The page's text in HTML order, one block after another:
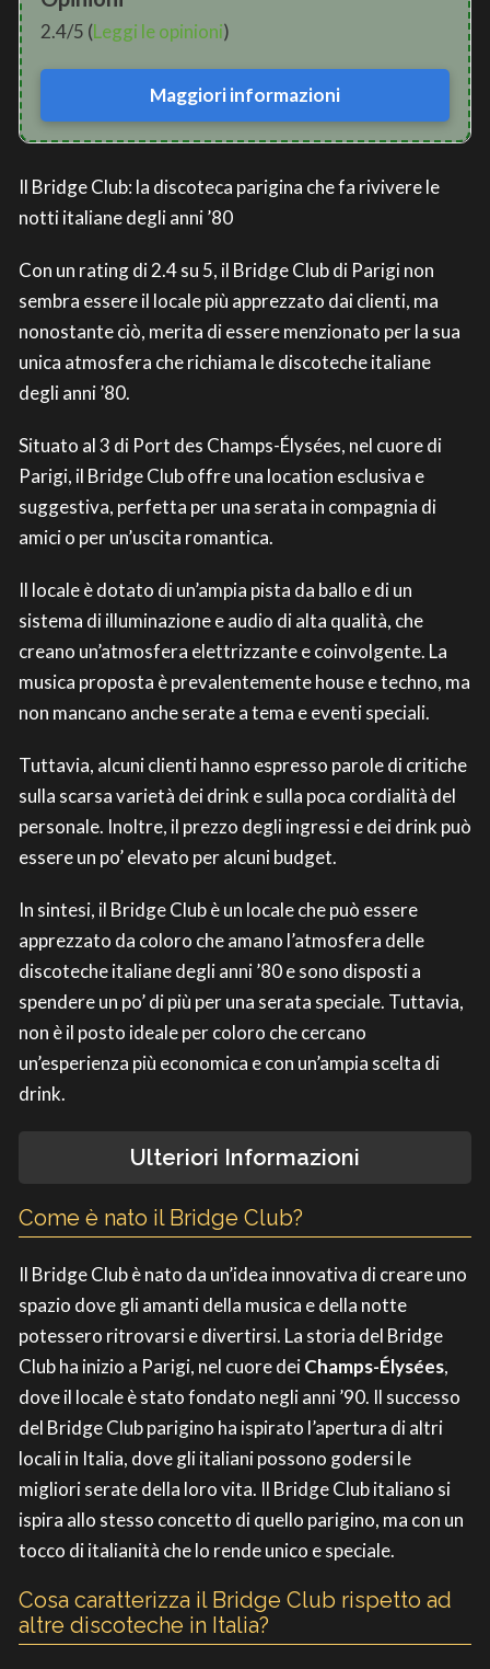
2.4/5 (Leggi le opinioni)
Maggiori informazioni
Il Bridge Club: la discoteca parigina che fa rivivere le
notti italiane degli anni ’80
Con un rating di 2.4 su 5, il Bridge Club di Parigi non
sembra essere il locale più apprezzato dai clienti, ma
nonostante ciò, merita di essere menzionato per la sua
unica atmosfera che richiama le discoteche italiane
degli anni ’80.
Situato al 3 di Port des Champs-Élysées, nel cuore di
Parigi, il Bridge Club offre una location esclusiva e
suggestiva, perfetta per una serata in compagnia di
amici o per un’uscita romantica.
Il locale è dotato di un’ampia pista da ballo e di un
sistema di illuminazione e audio di alta qualità, che
creano un’atmosfera elettrizzante e coinvolgente. La
musica proposta è prevalentemente house e techno, ma
non mancano anche serate a tema e eventi speciali.
Tuttavia, alcuni clienti hanno espresso parole di critiche
sulla scarsa varietà dei drink e sulla poca cordialità del
personale. Inoltre, il prezzo degli ingressi e dei drink può
essere un po’ elevato per alcuni budget.
In sintesi, il Bridge Club è un locale che può essere
apprezzato da coloro che amano l’atmosfera delle
discoteche italiane degli anni ’80 e sono disposti a
spendere un po’ di più per una serata speciale. Tuttavia,
non è il posto ideale per coloro che cercano
un’esperienza più economica e con un’ampia scelta di
drink.
Ulteriori Informazioni
Come è nato il Bridge Club?
Il Bridge Club è nato da un’idea innovativa di creare uno
spazio dove gli amanti della musica e della notte
potessero ritrovarsi e divertirsi. La storia del Bridge
Club ha inizio a Parigi, nel cuore deiChamps-Élysées,
dove il locale è stato fondato negli anni ’90. Il successo
del Bridge Club parigino ha ispirato l’apertura di altri
locali in Italia, dove gli italiani possono godersi le
migliori serate della loro vita. Il Bridge Club italiano si
ispira allo stesso concetto di quello parigino, ma con un
tocco di italianità che lo rende unico e speciale.
Cosa caratterizza il Bridge Club rispetto ad
altre discoteche in Italia?